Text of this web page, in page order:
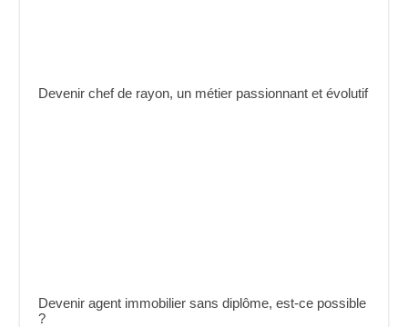
Devenir chef de rayon, un métier passionnant et évolutif
Devenir agent immobilier sans diplôme, est-ce possible
?